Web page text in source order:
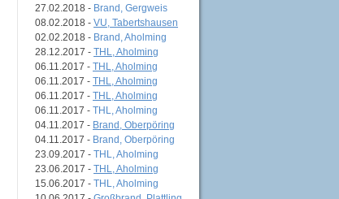
27.02.2018 - Brand, Gergweis
08.02.2018 - VU, Tabertshausen
02.02.2018 - Brand, Aholming
28.12.2017 - THL, Aholming
06.11.2017 - THL, Aholming
06.11.2017 - THL, Aholming
06.11.2017 - THL, Aholming
06.11.2017 - THL, Aholming
04.11.2017 - Brand, Oberpöring
04.11.2017 - Brand, Oberpöring
23.09.2017 - THL, Aholming
23.06.2017 - THL, Aholming
15.06.2017 - THL, Aholming